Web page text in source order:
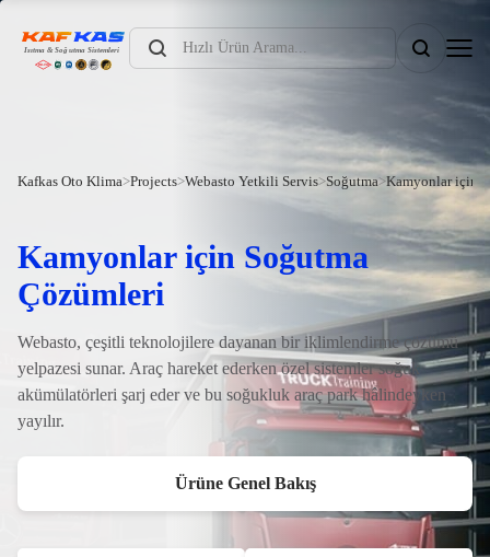
Products
search
Kafkas Oto Klima>Projects>Webasto Yetkili Servis>Soğutma>Kamyonlar için
Kamyonlar için Soğutma
Çözümleri
Webasto, çeşitli teknolojilere dayanan bir iklimlendirme çözümü
yelpazesi sunar. Araç hareket ederken özel sistemler soğuk
akümülatörleri şarj eder ve bu soğukluk araç park hâlindeyken
yayılır.
Ürüne Genel Bakış